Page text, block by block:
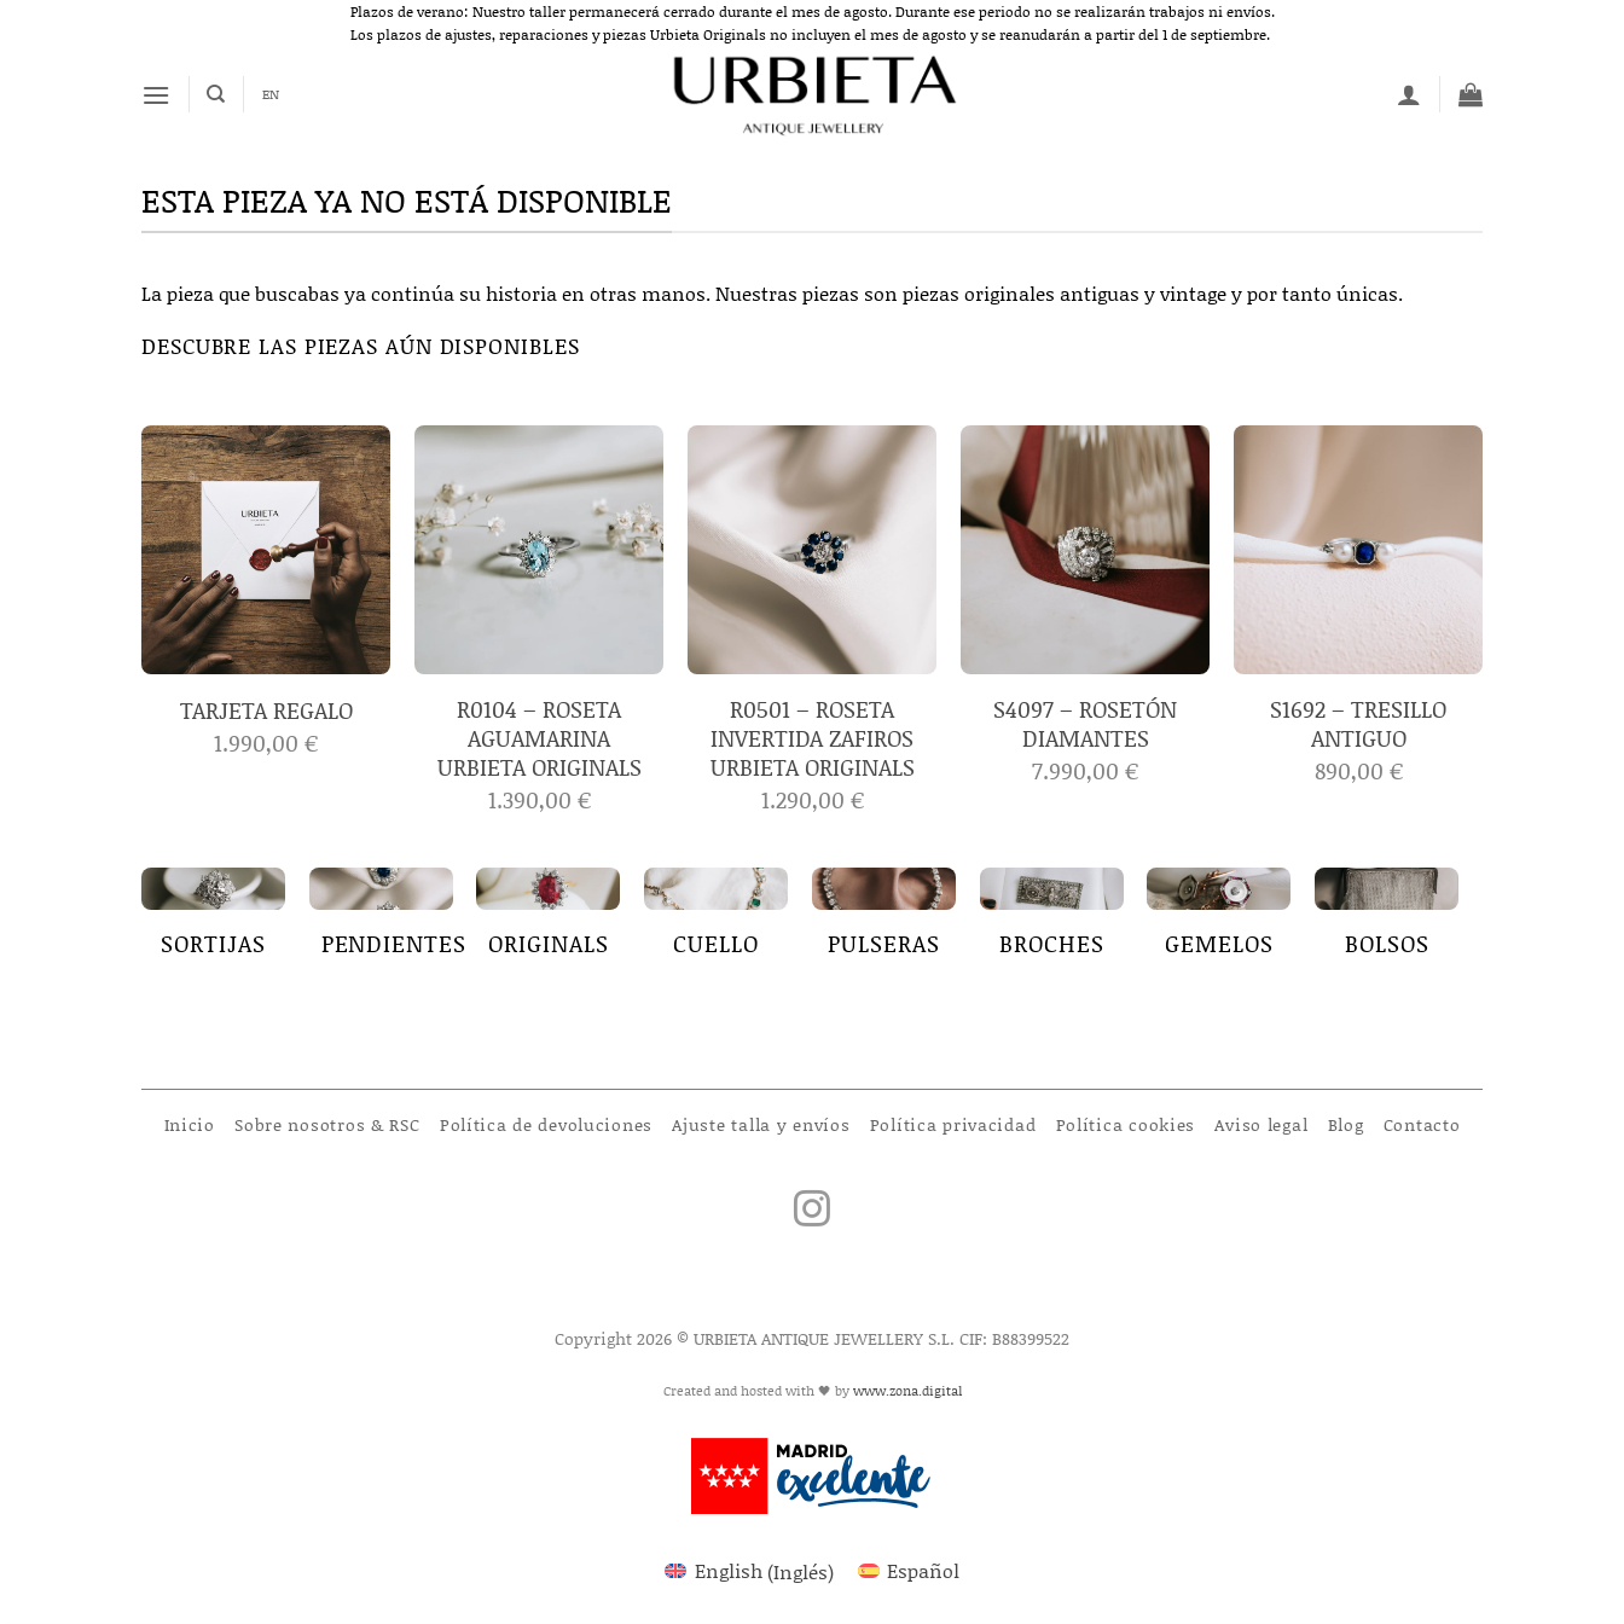
Plazos de verano: Nuestro taller permanecerá cerrado durante el mes de agosto. Durante ese periodo no se realizarán trabajos ni envíos.
Los plazos de ajustes, reparaciones y piezas Urbieta Originals no incluyen el mes de agosto y se reanudarán a partir del 1 de septiembre.
EN
ESTA PIEZA YA NO ESTÁ DISPONIBLE
La pieza que buscabas ya continúa su historia en otras manos. Nuestras piezas son piezas originales antiguas y vintage y por tanto únicas.
DESCUBRE LAS PIEZAS AÚN DISPONIBLES
TARJETA REGALO
1.990,00 €
R0104 – ROSETA
AGUAMARINA
URBIETA ORIGINALS
1.390,00 €
R0501 – ROSETA
INVERTIDA ZAFIROS
URBIETA ORIGINALS
1.290,00 €
S4097 – ROSETÓN
DIAMANTES
7.990,00 €
S1692 – TRESILLO
ANTIGUO
890,00 €
SORTIJAS PENDIENTES ORIGINALS CUELLO PULSERAS BROCHES GEMELOS BOLSOS
Inicio Sobre nosotros & RSC Política de devoluciones Ajuste talla y envíos Política privacidad Política cookies Aviso legal Blog Contacto
Copyright 2026 © URBIETA ANTIQUE JEWELLERY S.L. CIF: B88399522
Created and hosted with 🖤 bywww.zona.digital
English(Inglés) Español